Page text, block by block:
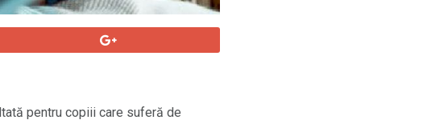
pentru copiii care suferă de